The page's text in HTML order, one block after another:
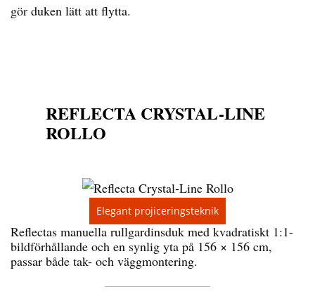
gör duken lätt att flytta.
Elegant projiceringsteknik
REFLECTA CRYSTAL-LINE
ROLLO
Reflectas manuella rullgardinsduk med kvadratiskt 1:1-
bildförhållande och en synlig yta på 156 × 156 cm,
passar både tak- och väggmontering.